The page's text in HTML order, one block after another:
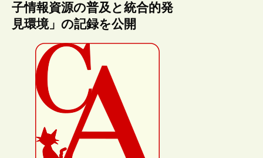
子情報資源の普及と統合的発
見環境」の記録を公開